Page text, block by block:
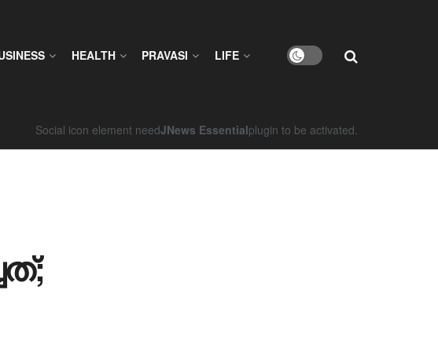
HEALTH PRAVASI LIFE
Social icon element needJNews Essentialplugin to be activated.